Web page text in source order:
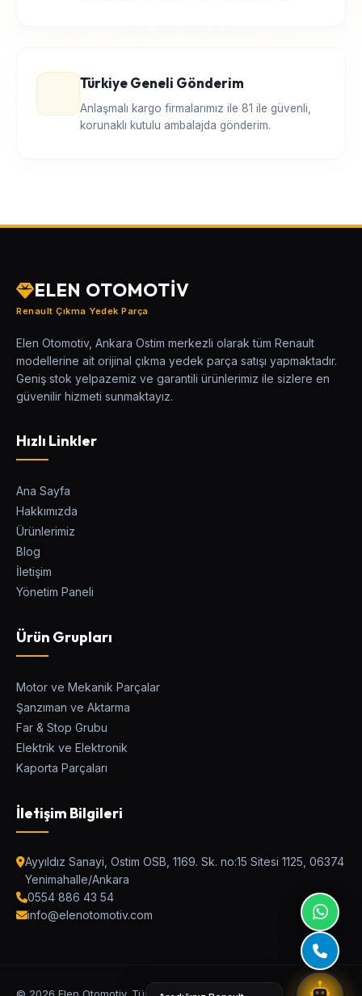
Türkiye Geneli Gönderim
Anlaşmalı kargo firmalarımız ile 81 ile güvenli,
korunaklı kutulu ambalajda gönderim.
UYUMLU PARÇALARI BUL
ELEN OTOMOTİV
Renault Çıkma Yedek Parça
Elen Otomotiv, Ankara Ostim merkezli olarak tüm Renault
modellerine ait orijinal çıkma yedek parça satışı yapmaktadır.
Geniş stok yelpazemiz ve garantili ürünlerimiz ile sizlere en
güvenilir hizmeti sunmaktayız.
Hızlı Linkler
Ana Sayfa
Hakkımızda
Ürünlerimiz
Blog
İletişim
Yönetim Paneli
Ürün Grupları
Motor ve Mekanik Parçalar
Şanzıman ve Aktarma
Far & Stop Grubu
Elektrik ve Elektronik
Kaporta Parçaları
İletişim Bilgileri
Ayyıldız Sanayi, Ostim OSB, 1169. Sk. no:15 Sitesi 1125, 06374
Yenimahalle/Ankara
0554 886 43 54
info@elenotomotiv.com